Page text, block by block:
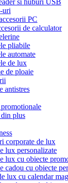
uri
PC
de calculator
pliabile
automate
de lux
de ploaie
antistres
plus
corporate de lux
lux personalizate
lux cu obiecte
cadou cu obiecte
lux cu calendar